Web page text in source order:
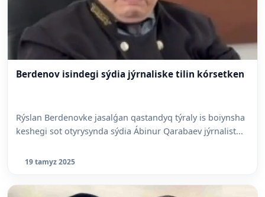
Berdenov isindegi sýdia jýrnaliske tilin kórsetken
Rýslan Berdenovke jasalǵan qastandyq týraly is boiynsha
keshegi sot otyrysynda sýdia Ábinur Qarabaev jýrnalist...
19 tamyz 2025